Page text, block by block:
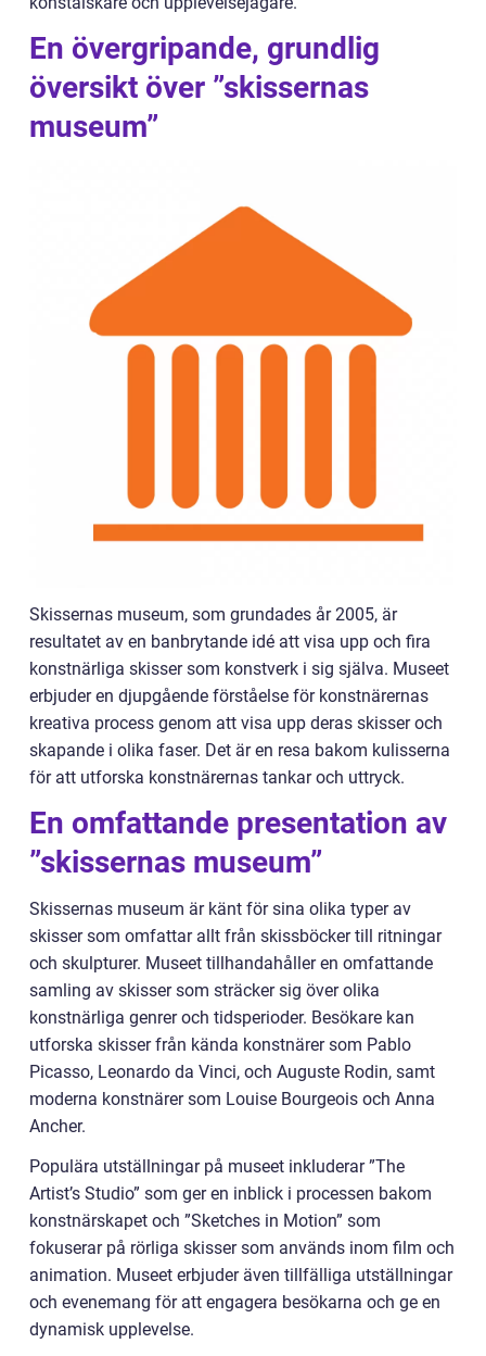
En övergripande, grundlig
översikt över ”skissernas
museum”
Skissernas museum, som grundades år 2005, är
resultatet av en banbrytande idé att visa upp och fira
konstnärliga skisser som konstverk i sig själva. Museet
erbjuder en djupgående förståelse för konstnärernas
kreativa process genom att visa upp deras skisser och
skapande i olika faser. Det är en resa bakom kulisserna
för att utforska konstnärernas tankar och uttryck.
En omfattande presentation av
”skissernas museum”
Skissernas museum är känt för sina olika typer av
skisser som omfattar allt från skissböcker till ritningar
och skulpturer. Museet tillhandahåller en omfattande
samling av skisser som sträcker sig över olika
konstnärliga genrer och tidsperioder. Besökare kan
utforska skisser från kända konstnärer som Pablo
Picasso, Leonardo da Vinci, och Auguste Rodin, samt
moderna konstnärer som Louise Bourgeois och Anna
Ancher.
Populära utställningar på museet inkluderar ”The
Artist’s Studio” som ger en inblick i processen bakom
konstnärskapet och ”Sketches in Motion” som
fokuserar på rörliga skisser som används inom film och
animation. Museet erbjuder även tillfälliga utställningar
och evenemang för att engagera besökarna och ge en
dynamisk upplevelse.